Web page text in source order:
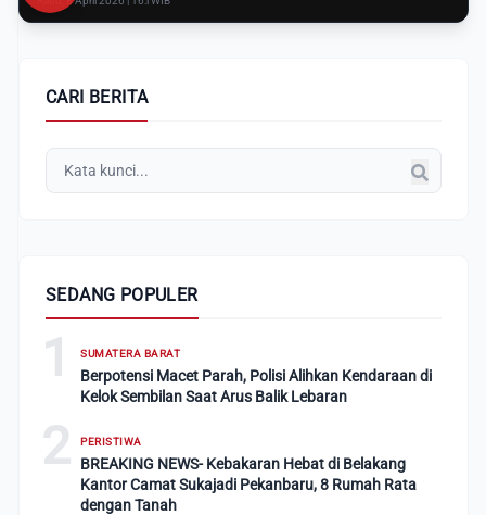
CARI BERITA
SEDANG POPULER
1 SUMATERA BARAT
Berpotensi Macet Parah, Polisi Alihkan Kendaraan di
Kelok Sembilan Saat Arus Balik Lebaran
2 PERISTIWA
BREAKING NEWS- Kebakaran Hebat di Belakang
Kantor Camat Sukajadi Pekanbaru, 8 Rumah Rata
dengan Tanah